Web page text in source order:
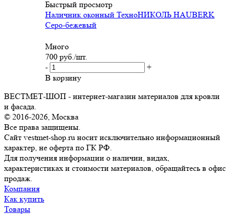
Быстрый просмотр
Наличник оконный ТехноНИКОЛЬ HAUBERK
Серо-бежевый
Много
700 руб./шт.
-
+
В корзину
ВЕСТМЕТ-ШОП - интернет-магазин материалов для кровли
и фасада.
© 2016-2026, Москва
Все права защищены.
Сайт vestmet-shop.ru носит исключительно информационный
характер, не оферта по ГК РФ.
Для получения информации о наличии, видах,
характеристиках и стоимости материалов, обращайтесь в офис
продаж.
Компания
Как купить
Товары